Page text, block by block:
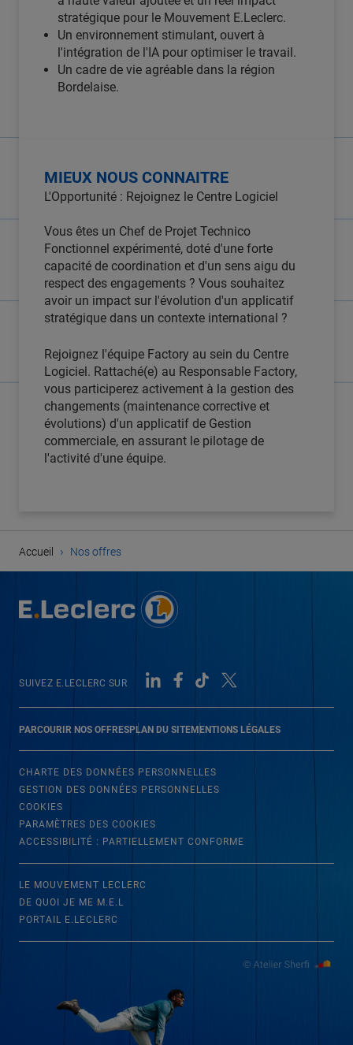
stratégique pour le Mouvement E.Leclerc.
Un environnement stimulant, ouvert à
l'intégration de l'IA pour optimiser le travail.
Un cadre de vie agréable dans la région
Bordelaise.
MIEUX NOUS CONNAITRE
L'Opportunité : Rejoignez le Centre Logiciel
Vous êtes un Chef de Projet Technico
Fonctionnel expérimenté, doté d'une forte
capacité de coordination et d'un sens aigu du
respect des engagements ? Vous souhaitez
avoir un impact sur l'évolution d'un applicatif
stratégique dans un contexte international ?
Rejoignez l'équipe Factory au sein du Centre
Logiciel. Rattaché(e) au Responsable Factory,
vous participerez activement à la gestion des
changements (maintenance corrective et
évolutions) d'un applicatif de Gestion
commerciale, en assurant le pilotage de
l'activité d'une équipe.
Accueil › Nos offres
PARCOURIR NOS OFFRESPLAN DU SITEMENTIONS LÉGALES
SUIVEZ E.LECLERC SUR
CHARTE DES DONNÉES PERSONNELLES
GESTION DES DONNÉES PERSONNELLES
COOKIES
PARAMÈTRES DES COOKIES
ACCESSIBILITÉ : PARTIELLEMENT CONFORME
LE MOUVEMENT LECLERC
DE QUOI JE ME M.E.L
PORTAIL E.LECLERC